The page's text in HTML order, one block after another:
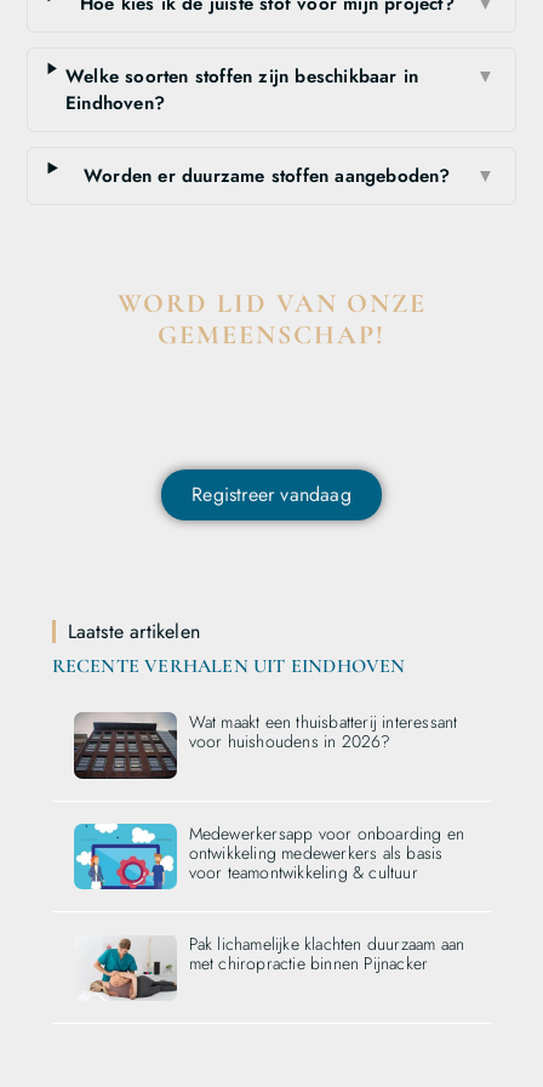
Welke soorten stoffen zijn beschikbaar in
Eindhoven?
▼
Worden er duurzame stoffen aangeboden? ▼
WORD LID VAN ONZE
GEMEENSCHAP!
Registreer vandaag
Laatste artikelen
RECENTE VERHALEN UIT EINDHOVEN
Wat maakt een thuisbatterij interessant
voor huishoudens in 2026?
Medewerkersapp voor onboarding en
ontwikkeling medewerkers als basis
voor teamontwikkeling & cultuur
Pak lichamelijke klachten duurzaam aan
met chiropractie binnen Pijnacker